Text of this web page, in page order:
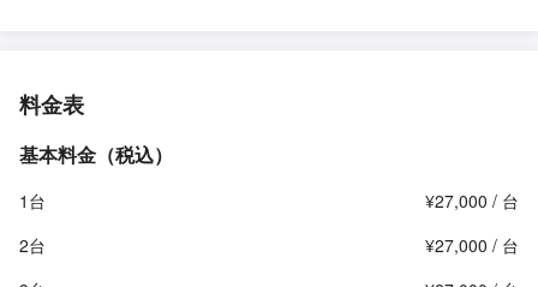
料金表
基本料金（税込）
1台
¥27,000 / 台
2台
¥27,000 / 台